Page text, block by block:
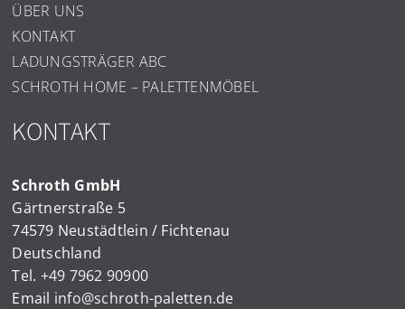
ÜBER UNS
KONTAKT
LADUNGSTRÄGER ABC
SCHROTH HOME – PALETTENMÖBEL
KONTAKT
Schroth GmbH
Gärtnerstraße 5
74579 Neustädtlein / Fichtenau
Deutschland
Tel. +49 7962 90900
Email info@schroth-paletten.de